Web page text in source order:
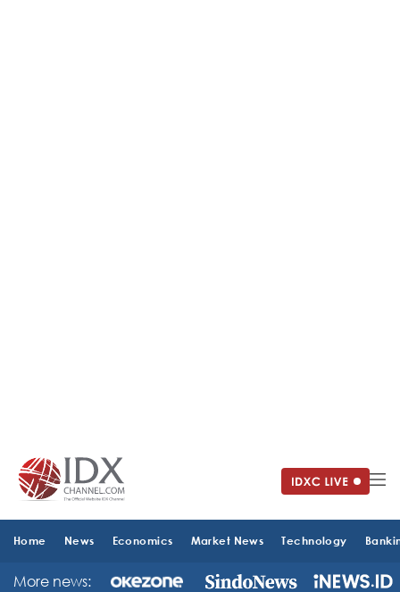
Home News Economics Market News Technology
More news: